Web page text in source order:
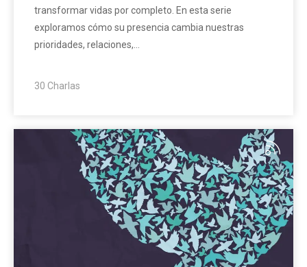
transformar vidas por completo. En esta serie
exploramos cómo su presencia cambia nuestras
prioridades, relaciones,…
30 Charlas